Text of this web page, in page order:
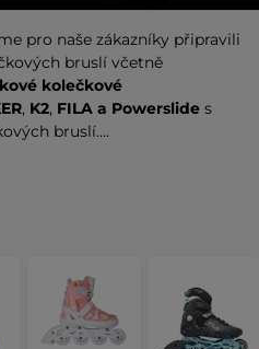
pro naše zákazníky připravili
bruslí včetně
kolečkové
, K2, FILA a Powerslide s
bruslí....